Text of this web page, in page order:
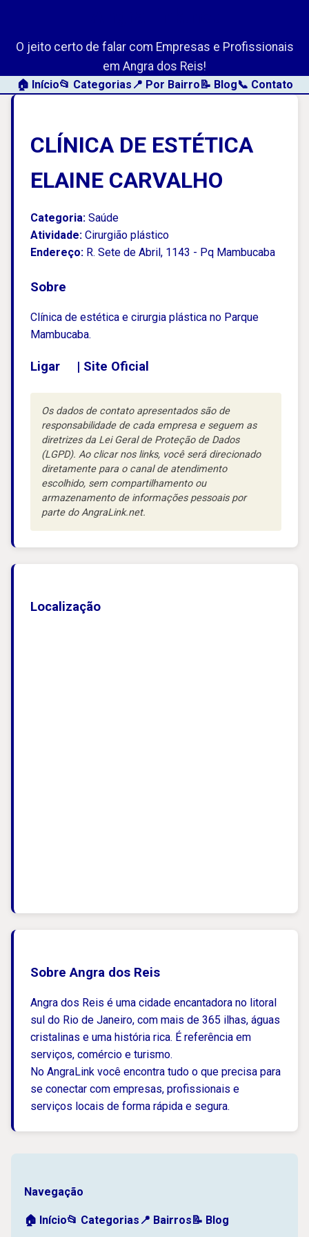
O jeito certo de falar com Empresas e Profissionais
em Angra dos Reis!
🏠 Início📂 Categorias 📍 Por Bairro📝 Blog📞 Contato
CLÍNICA DE ESTÉTICA
ELAINE CARVALHO
Categoria: Saúde
Atividade: Cirurgião plástico
Endereço: R. Sete de Abril, 1143 - Pq Mambucaba
Sobre
Clínica de estética e cirurgia plástica no Parque
Mambucaba.
Ligar | Site Oficial
Os dados de contato apresentados são de
responsabilidade de cada empresa e seguem as
diretrizes da Lei Geral de Proteção de Dados
(LGPD). Ao clicar nos links, você será direcionado
diretamente para o canal de atendimento
escolhido, sem compartilhamento ou
armazenamento de informações pessoais por
parte do AngraLink.net.
Localização
Sobre Angra dos Reis
Angra dos Reis é uma cidade encantadora no litoral
sul do Rio de Janeiro, com mais de 365 ilhas, águas
cristalinas e uma história rica. É referência em
serviços, comércio e turismo.
No AngraLink você encontra tudo o que precisa para
se conectar com empresas, profissionais e
serviços locais de forma rápida e segura.
Navegação
🏠 Início📂 Categorias 📍 Bairros 📝 Blog